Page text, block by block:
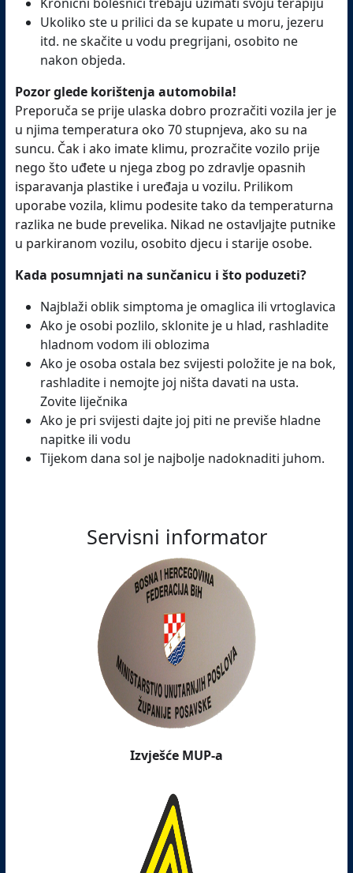
Ukoliko ste u prilici da se kupate u moru, jezeru
itd. ne skačite u vodu pregrijani, osobito ne
nakon objeda.
Pozor glede korištenja automobila!
Preporuča se prije ulaska dobro prozračiti vozila jer je
u njima temperatura oko 70 stupnjeva, ako su na
suncu. Čak i ako imate klimu, prozračite vozilo prije
nego što uđete u njega zbog po zdravlje opasnih
isparavanja plastike i uređaja u vozilu. Prilikom
uporabe vozila, klimu podesite tako da temperaturna
razlika ne bude prevelika. Nikad ne ostavljajte putnike
u parkiranom vozilu, osobito djecu i starije osobe.
Kada posumnjati na sunčanicu i što poduzeti?
Najblaži oblik simptoma je omaglica ili vrtoglavica
Ako je osobi pozlilo, sklonite je u hlad, rashladite
hladnom vodom ili oblozima
Ako je osoba ostala bez svijesti položite je na bok,
rashladite i nemojte joj ništa davati na usta.
Zovite liječnika
Ako je pri svijesti dajte joj piti ne previše hladne
napitke ili vodu
Tijekom dana sol je najbolje nadoknaditi juhom.
Servisni informator
Izvješće MUP-a